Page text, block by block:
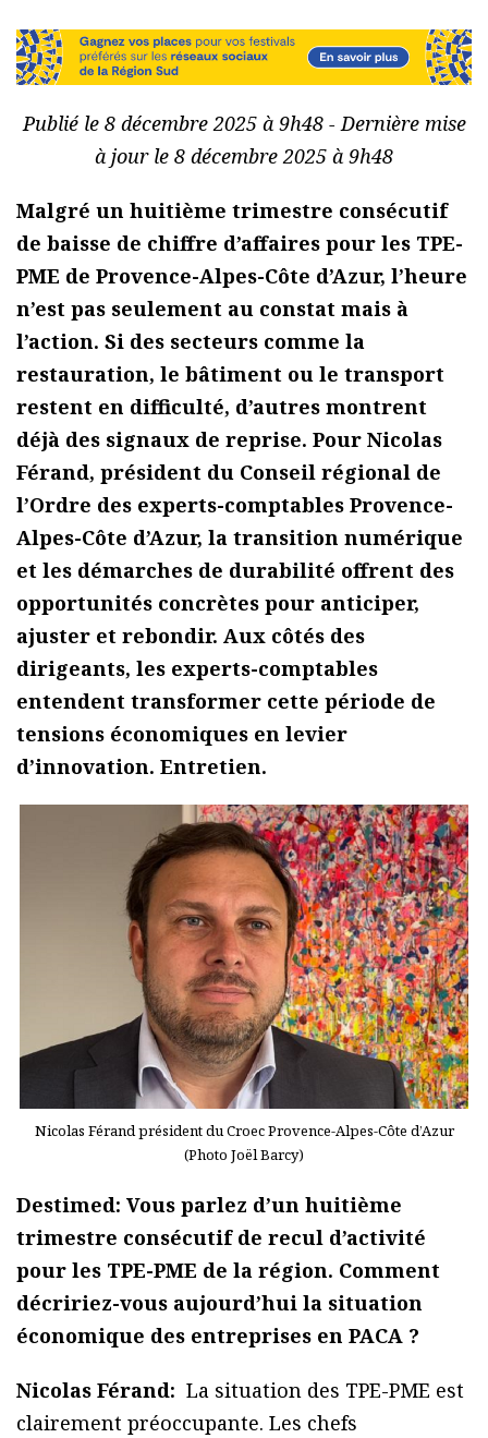
Publié le 8 décembre 2025 à 9h48 - Dernière mise
à jour le 8 décembre 2025 à 9h48
Malgré un huitième trimestre consécutif
de baisse de chiffre d’affaires pour les TPE-
PME de Provence-Alpes-Côte d’Azur, l’heure
n’est pas seulement au constat mais à
l’action. Si des secteurs comme la
restauration, le bâtiment ou le transport
restent en difficulté, d’autres montrent
déjà des signaux de reprise. Pour Nicolas
Férand, président du Conseil régional de
l’Ordre des experts-comptables Provence-
Alpes-Côte d’Azur, la transition numérique
et les démarches de durabilité offrent des
opportunités concrètes pour anticiper,
ajuster et rebondir. Aux côtés des
dirigeants, les experts-comptables
entendent transformer cette période de
tensions économiques en levier
d’innovation. Entretien.
Nicolas Férand président du Croec Provence-Alpes-Côte d’Azur
(Photo Joël Barcy)
Destimed: Vous parlez d’un huitième
trimestre consécutif de recul d’activité
pour les TPE-PME de la région. Comment
décririez-vous aujourd’hui la situation
économique des entreprises en PACA ?
Nicolas Férand: La situation des TPE-PME est
clairement préoccupante. Les chefs